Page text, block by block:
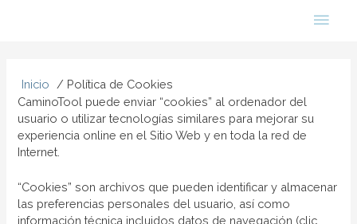
Inicio
Política de Cookies
CaminoTool puede enviar “cookies” al ordenador del
usuario o utilizar tecnologías similares para mejorar su
experiencia online en el Sitio Web y en toda la red de
Internet.
“Cookies” son archivos que pueden identificar y almacenar
las preferencias personales del usuario, así como
información técnica incluidos datos de navegación (clic